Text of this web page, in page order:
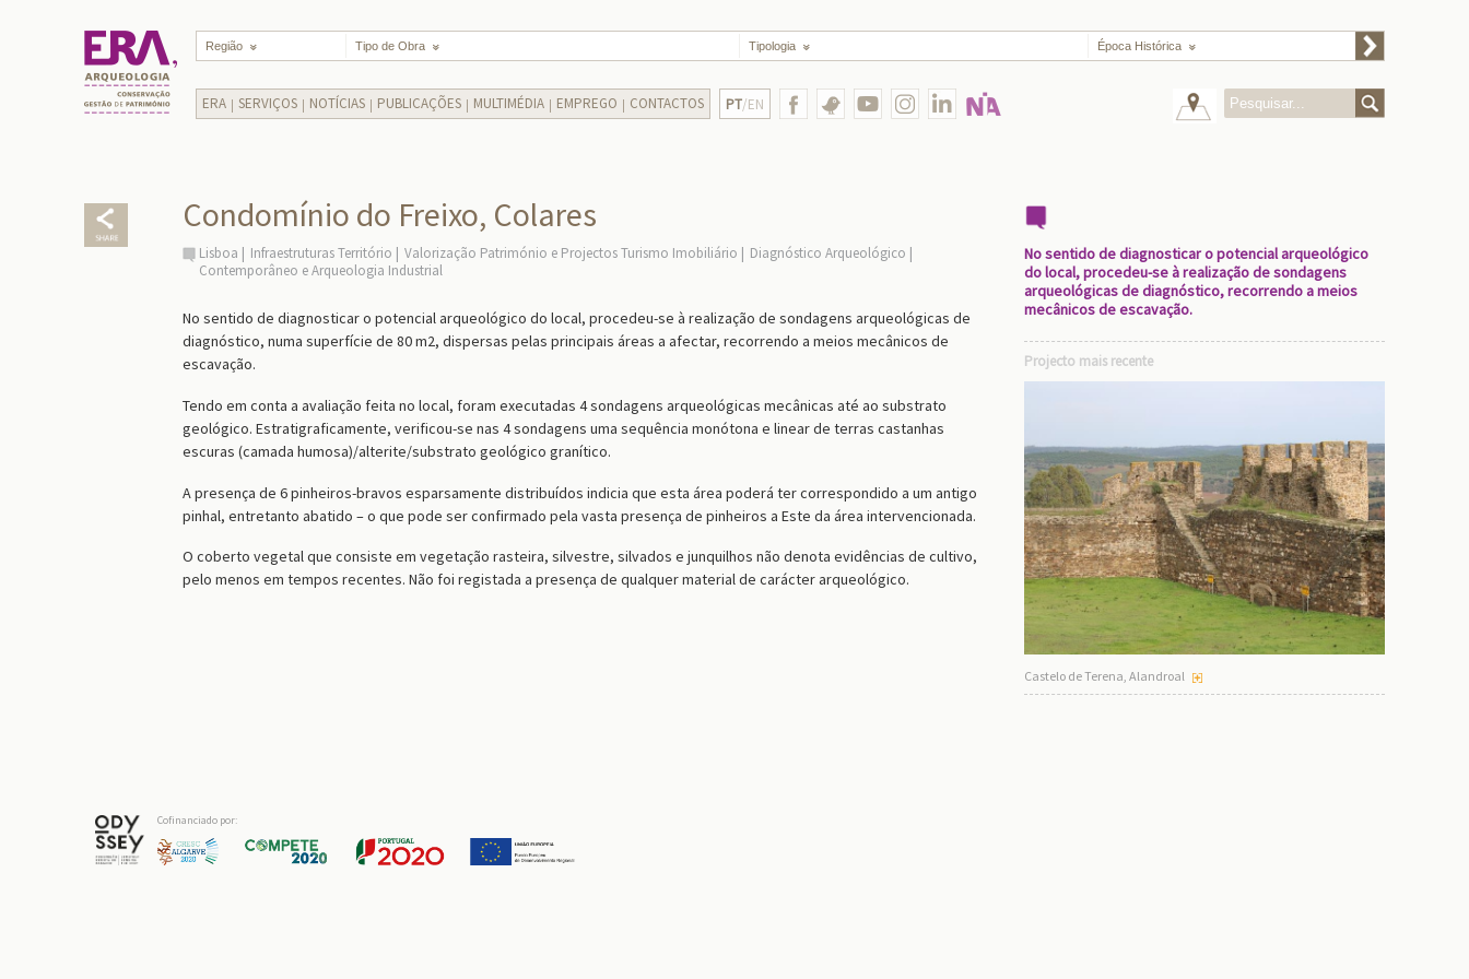
Região Tipo de Obra Tipologia Época Histórica
ERA SERVIÇOS NOTÍCIAS PUBLICAÇÕES MULTIMÉDIA EMPREGO CONTACTOS PT/EN
Condomínio do Freixo, Colares
Lisboa Infraestruturas Território Valorização Património e Projectos Turismo Imobiliário
Diagnóstico Arqueológico
Contemporâneo e Arqueologia Industrial
No sentido de diagnosticar o potencial arqueológico do local, procedeu-se à realização de sondagens arqueológicas de
diagnóstico, numa superfície de 80 m2, dispersas pelas principais áreas a afectar, recorrendo a meios mecânicos de
escavação.
Tendo em conta a avaliação feita no local, foram executadas 4 sondagens arqueológicas mecânicas até ao substrato
geológico. Estratigraficamente, verificou-se nas 4 sondagens uma sequência monótona e linear de terras castanhas
escuras (camada humosa)/alterite/substrato geológico granítico.
A presença de 6 pinheiros-bravos esparsamente distribuídos indicia que esta área poderá ter correspondido a um antigo
pinhal, entretanto abatido – o que pode ser confirmado pela vasta presença de pinheiros a Este da área intervencionada.
O coberto vegetal que consiste em vegetação rasteira, silvestre, silvados e junquilhos não denota evidências de cultivo,
pelo menos em tempos recentes. Não foi registada a presença de qualquer material de carácter arqueológico.
No sentido de diagnosticar o potencial arqueológico
do local, procedeu-se à realização de sondagens
arqueológicas de diagnóstico, recorrendo a meios
mecânicos de escavação.
Projecto mais recente
Castelo de Terena, Alandroal
Cofinanciado por: